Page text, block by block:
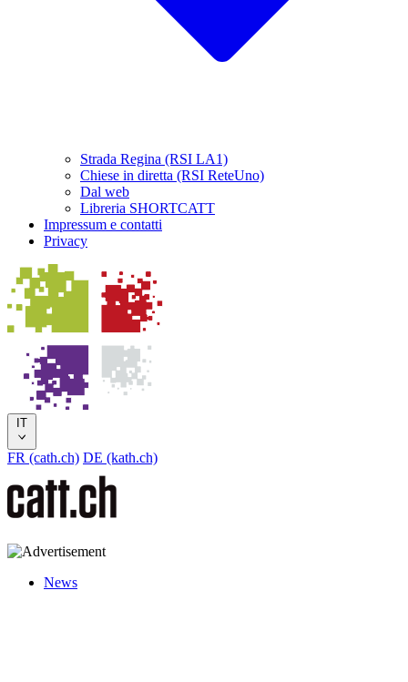
Strada Regina (RSI LA1)
Chiese in diretta (RSI ReteUno)
Dal web
Libreria SHORTCATT
Impressum e contatti
Privacy
IT
FR (cath.ch) DE (kath.ch)
News